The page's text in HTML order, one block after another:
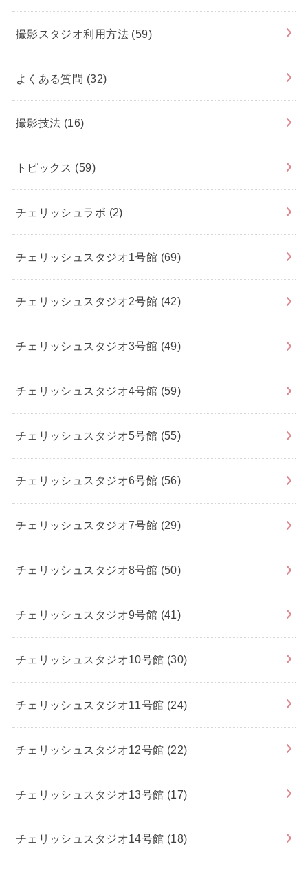
撮影スタジオ利用方法 (59)
よくある質問 (32)
撮影技法 (16)
トピックス (59)
チェリッシュラボ (2)
チェリッシュスタジオ1号館 (69)
チェリッシュスタジオ2号館 (42)
チェリッシュスタジオ3号館 (49)
チェリッシュスタジオ4号館 (59)
チェリッシュスタジオ5号館 (55)
チェリッシュスタジオ6号館 (56)
チェリッシュスタジオ7号館 (29)
チェリッシュスタジオ8号館 (50)
チェリッシュスタジオ9号館 (41)
チェリッシュスタジオ10号館 (30)
チェリッシュスタジオ11号館 (24)
チェリッシュスタジオ12号館 (22)
チェリッシュスタジオ13号館 (17)
チェリッシュスタジオ14号館 (18)